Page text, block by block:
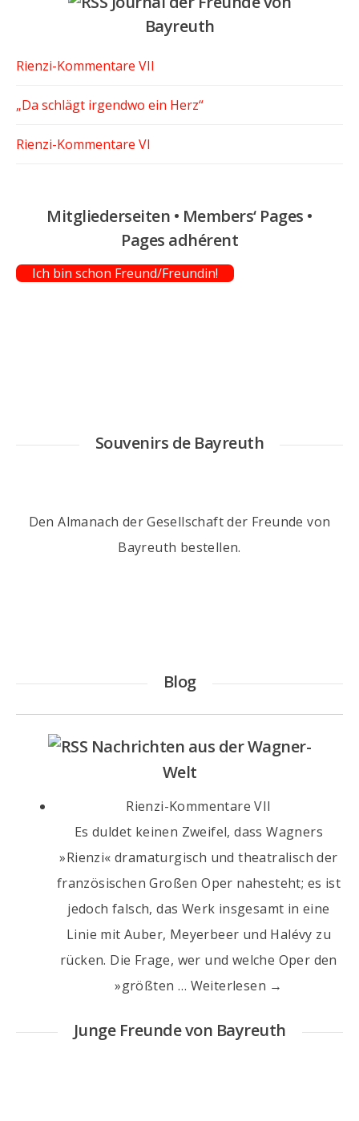
Bayreuth
Rienzi-Kommentare VII
„Da schlägt irgendwo ein Herz“
Rienzi-Kommentare VI
Mitgliederseiten • Members‘ Pages •
Pages adhérent
Ich bin schon Freund/Freundin!
Souvenirs de Bayreuth
Den Almanach der Gesellschaft der Freunde von
Bayreuth bestellen.
Blog
Nachrichten aus der Wagner-
Welt
Rienzi-Kommentare VII
Es duldet keinen Zweifel, dass Wagners
»Rienzi« dramaturgisch und theatralisch der
französischen Großen Oper nahesteht; es ist
jedoch falsch, das Werk insgesamt in eine
Linie mit Auber, Meyerbeer und Halévy zu
rücken. Die Frage, wer und welche Oper den
»größten … Weiterlesen →
Junge Freunde von Bayreuth